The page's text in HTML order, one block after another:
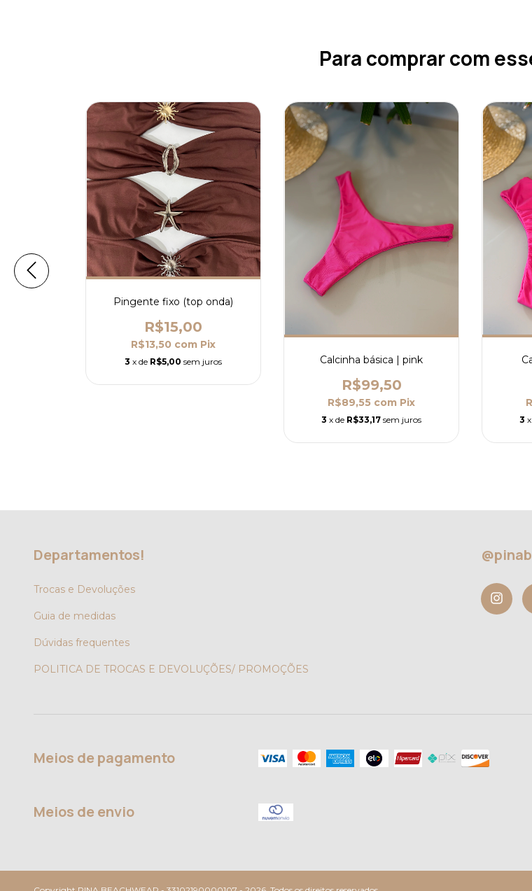
Para comprar com
PAR)
Pingente fixo (top onda)
R$15,00
R$13,50 com Pix
3 x de R$5,00 sem juros Calcinha básica | pink
R$99,50
R$89,55 com Pix
3 x de R$33,17 sem juros 3
Departamentos!
Trocas e Devoluções
Guia de medidas
Dúvidas frequentes
POLITICA DE TROCAS E DEVOLUÇÕES/ PROMOÇÕES
Meios de pagamento
Meios de envio